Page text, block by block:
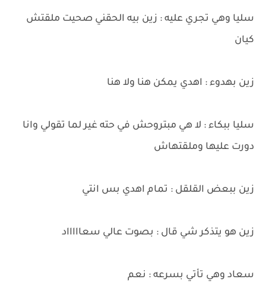
سليا وهي تجري عليه : زين بيه الحقني صحيت ملقتش
كيان
زين بهدوء : اهدي يمكن هنا ولا هنا
سليا ببكاء : لا هي مبتروحش في حته غير لما تقولي وانا
دورت عليها وملقتهاش
زين ببعض القلقل : تمام اهدي بس انتي
زين هو يتذكر شي قال : بصوت عالي سعاااااد
سعاد وهي تأتي بسرعه : نعم